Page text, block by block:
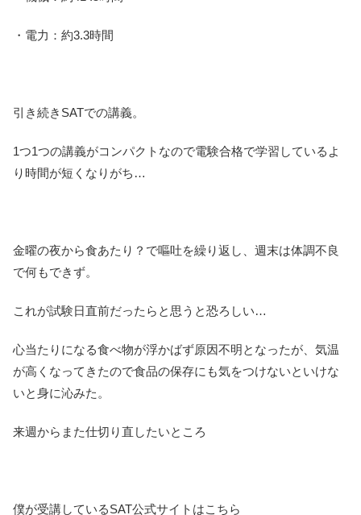
・電力：約3.3時間
引き続きSATでの講義。
1つ1つの講義がコンパクトなので電験合格で学習しているよ
り時間が短くなりがち…
金曜の夜から食あたり？で嘔吐を繰り返し、週末は体調不良
で何もできず。
これが試験日直前だったらと思うと恐ろしい…
心当たりになる食べ物が浮かばず原因不明となったが、気温
が高くなってきたので食品の保存にも気をつけないといけな
いと身に沁みた。
来週からまた仕切り直したいところ
僕が受講しているSAT公式サイトはこちら